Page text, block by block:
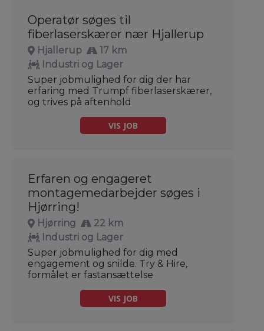
Operatør søges til
fiberlaserskærer nær Hjallerup
Hjallerup
17 km
Industri og Lager
Super jobmulighed for dig der har
erfaring med Trumpf fiberlaserskærer,
og trives på aftenhold
VIS JOB
Erfaren og engageret
montagemedarbejder søges i
Hjørring!
Hjørring
22 km
Industri og Lager
Super jobmulighed for dig med
engagement og snilde. Try & Hire,
formålet er fastansættelse
VIS JOB